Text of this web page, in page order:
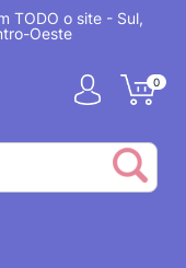
TODO o site - Sul,
Oeste
0